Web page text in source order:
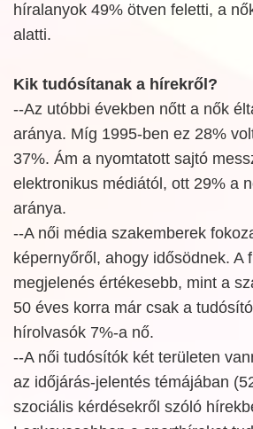
híralanyok 49% ötven feletti, a
alatti.
Kik tudósítanak a hírekről?
--Az utóbbi években nőtt a nők
aránya. Míg 1995-ben ez 28%
37%. Ám a nyomtatott sajtó
elektronikus médiától, ott 29% a
aránya.
--A női média szakemberek
képernyőről, ahogy idősödnek. A
megjelenés értékesebb, mint a
50 éves korra már csak a
hírolvasók 7%-a nő.
--A női tudósítók két területen
az időjárás-jelentés témájában
szociális kérdésekről szóló